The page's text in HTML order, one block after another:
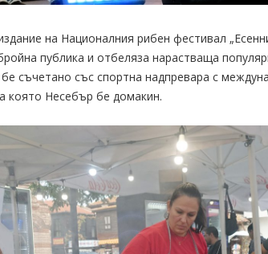
на Националния рибен фестивал
публика и отбеляза нарастваща
съчетано със спортна надпревара с
която Несебър бе домакин.